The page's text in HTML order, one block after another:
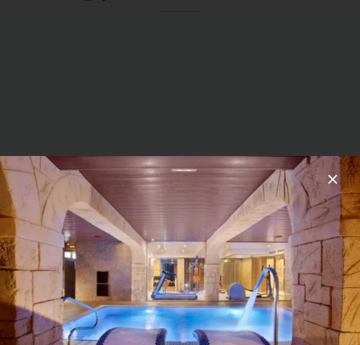
номер интериор